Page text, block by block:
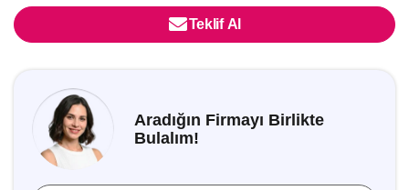
Teklif Al
Aradığın Firmayı Birlikte
Bulalım!